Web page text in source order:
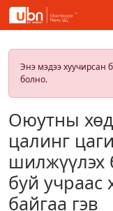
Энэ мэдээ хуучирсан
болно.
Оюутны
цалинг
шилжүүлэх
буй учраас
байгаа гэв